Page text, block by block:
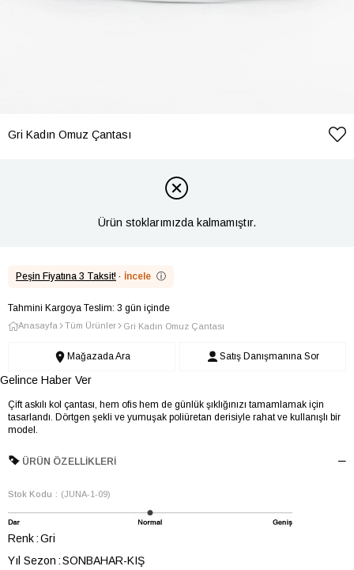
Gri Kadın Omuz Çantası
Ürün stoklarımızda kalmamıştır.
Peşin Fiyatına 3 Taksit! · İncele ⓘ
Tahmini Kargoya Teslim: 3 gün içinde
Anasayfa Tüm Ürünler Gri Kadın Omuz Çantası
Mağazada Ara Satış Danışmanına Sor
Gelince Haber Ver
Çift askılı kol çantası, hem ofis hem de günlük şıklığınızı tamamlamak için
tasarlandı. Dörtgen şekli ve yumuşak poliüretan derisiyle rahat ve kullanışlı bir
model.
ÜRÜN ÖZELLIKLERI
Stok Kodu (JUNA-1-09)
Renk Gri
Yıl Sezon SONBAHAR-KIŞ